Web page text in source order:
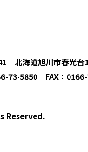
北海道旭川市春光台
73-5850 FAX：
Reserved.